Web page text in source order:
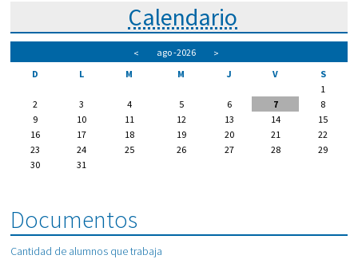
Calendario
< ago-2026
>
D
L M M J V
S
1
2
3 4 5 6 7
8
9
10 11 12 13 14
15
16
17 18 19 20 21
22
23
24 25 26 27 28
29
30
31
Documentos
Cantidad de alumnos que trabaja